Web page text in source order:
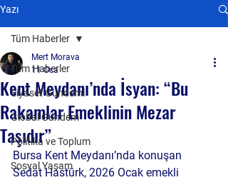
Yazı
Tüm Haberler
Siyaset Gündemi
Global Gündem
Politika ve Toplum
Sosyal Yaşam
Tüm Haberler
Kent Meydanı’nda İsyan: “Bu
Rakamlar Emeklinin Mezar
Taşıdır”
Mert Morava
11 Oca
Bursa Kent Meydanı’nda konuşan
Sedat Hastürk, 2026 Ocak emekli